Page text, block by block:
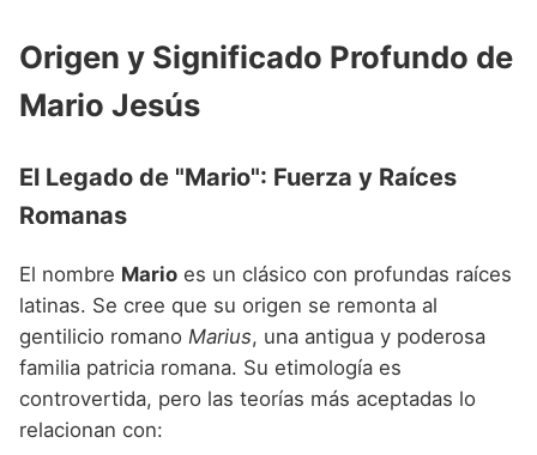
Nombres de niño que empiezan por U
Nombres de niño que empiezan por W
Nombres de niño que empiezan por X
Nombres de niño que empiezan por Y
Nombres de niño que empiezan por Z
Origen y Significado Profundo de
Mario Jesús
El Legado de "Mario": Fuerza y Raíces
Romanas
El nombre Mario es un clásico con profundas raíces
latinas. Se cree que su origen se remonta al
gentilicio romano Marius, una antigua y poderosa
familia patricia romana. Su etimología es
controvertida, pero las teorías más aceptadas lo
relacionan con: